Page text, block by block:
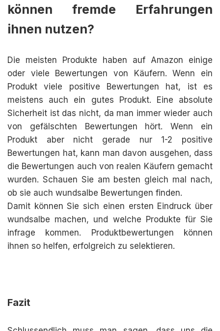
können fremde Erfahrungen
ihnen nutzen?
Die meisten Produkte haben auf Amazon einige
oder viele Bewertungen von Käufern. Wenn ein
Produkt viele positive Bewertungen hat, ist es
meistens auch ein gutes Produkt. Eine absolute
Sicherheit ist das nicht, da man immer wieder auch
von gefälschten Bewertungen hört. Wenn ein
Produkt aber nicht gerade nur 1-2 positive
Bewertungen hat, kann man davon ausgehen, dass
die Bewertungen auch von realen Käufern gemacht
wurden. Schauen Sie am besten gleich mal nach,
ob sie auch wundsalbe Bewertungen finden.
Damit können Sie sich einen ersten Eindruck über
wundsalbe machen, und welche Produkte für Sie
infrage kommen. Produktbewertungen können
ihnen so helfen, erfolgreich zu selektieren.
Fazit